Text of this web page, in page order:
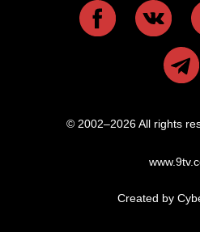
© 2002–2026 All rights
Created by